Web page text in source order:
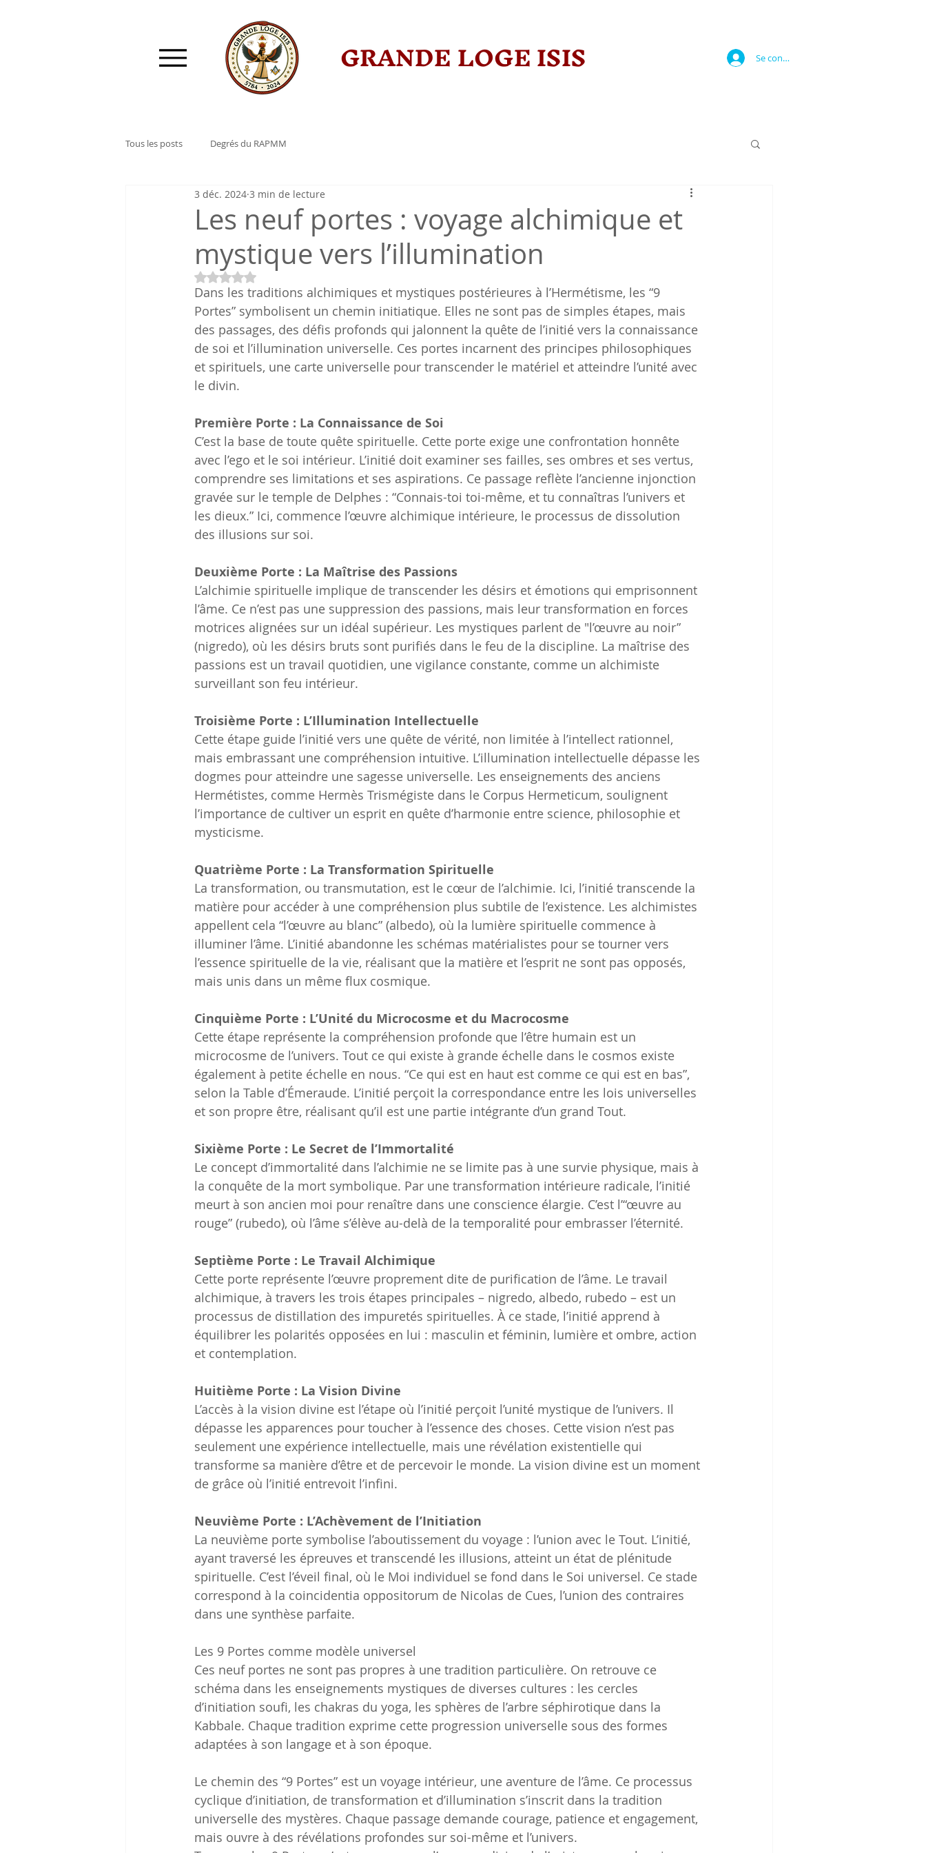
Se connecter
GRANDE LOGE ISIS
Tous les posts Degrés du RAPMM
Les neuf portes : voyage alchimique et
mystique vers l’illumination
3 déc. 2024 3 min de lecture
Noté NaN étoiles sur 5.
Dans les traditions alchimiques et mystiques postérieures à l’Hermétisme, les “9
Portes” symbolisent un chemin initiatique. Elles ne sont pas de simples étapes, mais
des passages, des défis profonds qui jalonnent la quête de l’initié vers la connaissance
de soi et l’illumination universelle. Ces portes incarnent des principes philosophiques
et spirituels, une carte universelle pour transcender le matériel et atteindre l’unité avec
le divin.
Première Porte : La Connaissance de Soi
C’est la base de toute quête spirituelle. Cette porte exige une confrontation honnête
avec l’ego et le soi intérieur. L’initié doit examiner ses failles, ses ombres et ses vertus,
comprendre ses limitations et ses aspirations. Ce passage reflète l’ancienne injonction
gravée sur le temple de Delphes : “Connais-toi toi-même, et tu connaîtras l’univers et
les dieux.” Ici, commence l’œuvre alchimique intérieure, le processus de dissolution
des illusions sur soi.
Deuxième Porte : La Maîtrise des Passions
L’alchimie spirituelle implique de transcender les désirs et émotions qui emprisonnent
l’âme. Ce n’est pas une suppression des passions, mais leur transformation en forces
motrices alignées sur un idéal supérieur. Les mystiques parlent de "l’œuvre au noir”
(nigredo), où les désirs bruts sont purifiés dans le feu de la discipline. La maîtrise des
passions est un travail quotidien, une vigilance constante, comme un alchimiste
surveillant son feu intérieur.
Troisième Porte : L’Illumination Intellectuelle
Cette étape guide l’initié vers une quête de vérité, non limitée à l’intellect rationnel,
mais embrassant une compréhension intuitive. L’illumination intellectuelle dépasse les
dogmes pour atteindre une sagesse universelle. Les enseignements des anciens
Hermétistes, comme Hermès Trismégiste dans le Corpus Hermeticum, soulignent
l’importance de cultiver un esprit en quête d’harmonie entre science, philosophie et
mysticisme.
Quatrième Porte : La Transformation Spirituelle
La transformation, ou transmutation, est le cœur de l’alchimie. Ici, l’initié transcende la
matière pour accéder à une compréhension plus subtile de l’existence. Les alchimistes
appellent cela “l’œuvre au blanc” (albedo), où la lumière spirituelle commence à
illuminer l’âme. L’initié abandonne les schémas matérialistes pour se tourner vers
l’essence spirituelle de la vie, réalisant que la matière et l’esprit ne sont pas opposés,
mais unis dans un même flux cosmique.
Cinquième Porte : L’Unité du Microcosme et du Macrocosme
Cette étape représente la compréhension profonde que l’être humain est un
microcosme de l’univers. Tout ce qui existe à grande échelle dans le cosmos existe
également à petite échelle en nous. “Ce qui est en haut est comme ce qui est en bas”,
selon la Table d’Émeraude. L’initié perçoit la correspondance entre les lois universelles
et son propre être, réalisant qu’il est une partie intégrante d’un grand Tout.
Sixième Porte : Le Secret de l’Immortalité
Le concept d’immortalité dans l’alchimie ne se limite pas à une survie physique, mais à
la conquête de la mort symbolique. Par une transformation intérieure radicale, l’initié
meurt à son ancien moi pour renaître dans une conscience élargie. C’est l’“œuvre au
rouge” (rubedo), où l’âme s’élève au-delà de la temporalité pour embrasser l’éternité.
Septième Porte : Le Travail Alchimique
Cette porte représente l’œuvre proprement dite de purification de l’âme. Le travail
alchimique, à travers les trois étapes principales – nigredo, albedo, rubedo – est un
processus de distillation des impuretés spirituelles. À ce stade, l’initié apprend à
équilibrer les polarités opposées en lui : masculin et féminin, lumière et ombre, action
et contemplation.
Huitième Porte : La Vision Divine
L’accès à la vision divine est l’étape où l’initié perçoit l’unité mystique de l’univers. Il
dépasse les apparences pour toucher à l’essence des choses. Cette vision n’est pas
seulement une expérience intellectuelle, mais une révélation existentielle qui
transforme sa manière d’être et de percevoir le monde. La vision divine est un moment
de grâce où l’initié entrevoit l’infini.
Neuvième Porte : L’Achèvement de l’Initiation
La neuvième porte symbolise l’aboutissement du voyage : l’union avec le Tout. L’initié,
ayant traversé les épreuves et transcendé les illusions, atteint un état de plénitude
spirituelle. C’est l’éveil final, où le Moi individuel se fond dans le Soi universel. Ce stade
correspond à la coincidentia oppositorum de Nicolas de Cues, l’union des contraires
dans une synthèse parfaite.
Les 9 Portes comme modèle universel
Ces neuf portes ne sont pas propres à une tradition particulière. On retrouve ce
schéma dans les enseignements mystiques de diverses cultures : les cercles
d’initiation soufi, les chakras du yoga, les sphères de l’arbre séphirotique dans la
Kabbale. Chaque tradition exprime cette progression universelle sous des formes
adaptées à son langage et à son époque.
Le chemin des “9 Portes” est un voyage intérieur, une aventure de l’âme. Ce processus
cyclique d’initiation, de transformation et d’illumination s’inscrit dans la tradition
universelle des mystères. Chaque passage demande courage, patience et engagement,
mais ouvre à des révélations profondes sur soi-même et l’univers.